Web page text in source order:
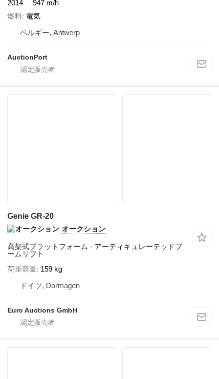
2014
947 m/h
燃料 電気
ベルギー, Antwerp
AuctionPort
Genie GR-20
オークション
高架式プラットフォーム - アーティキュレーテッドブ
ームリフト
荷重容量 159 kg
ドイツ, Dormagen
Euro Auctions GmbH